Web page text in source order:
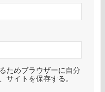
ためブラウザーに自分
サイトを保存する。